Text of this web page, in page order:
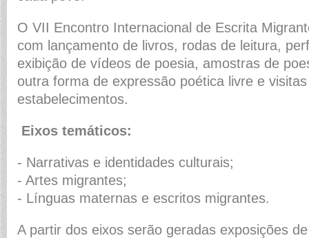
O VII Encontro Internacional de Escrita
com lançamento de livros, rodas de leitura,
exibição de vídeos de poesia, amostras de
outra forma de expressão poética livre e
estabelecimentos.
Eixos temáticos:
- Narrativas e identidades culturais;
- Artes migrantes;
- Línguas maternas e escritos migrantes.
A partir dos eixos serão geradas exposições